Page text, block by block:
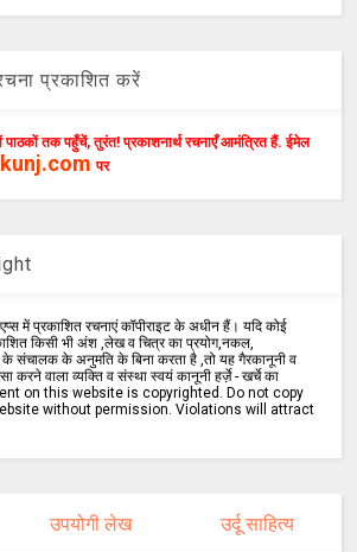
प्रकाशित करें
तक पहुँचें, तुरंत! प्रकाशनार्थ रचनाएँ आमंत्रित हैं. ईमेल
पर
में प्रकाशित रचनाएं कॉपीराइट के अधीन हैं। यदि कोई
किसी भी अंश ,लेख व चित्र का प्रयोग,नकल,
के संचालक के अनुमति के बिना करता है ,तो यह गैरकानूनी व
करने वाला व्यक्ति व संस्था स्वयं कानूनी हर्ज़े - खर्चे का
on this website is copyrighted. Do not copy
without permission. Violations will attract
उपयोगी लेख उर्दू साहित्य